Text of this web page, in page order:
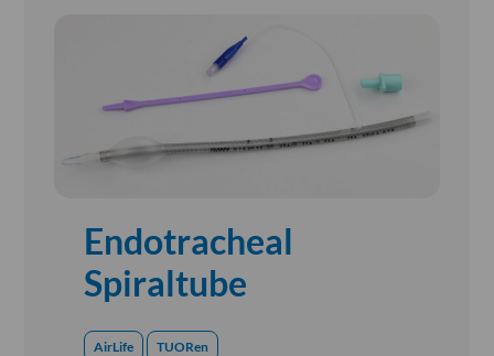
Udstillinger
Referensinstallation
Kliniske diætister
Salgs- og Leveringsbetingelser
Ledige Stillinger
Tlf.: (+45) 70 25 56 10
Endotracheal
Spiraltube
AirLife TUORen